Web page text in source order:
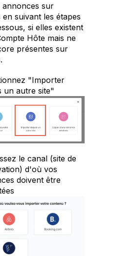
annonces sur
en suivant les étapes
si elles existent
Hôte mais ne
présentes sur
"Importer
un autre site"
le canal (site de
d'où vos
doivent être